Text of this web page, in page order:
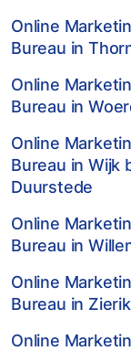
Online
Bureau in
Online
Bureau in
Online
Bureau in Wijk
Duurstede
Online
Bureau in
Online
Bureau in
Online